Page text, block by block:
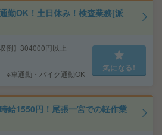
勤OK！土日休み！検査業務[派
例】304000円以上
※車通勤・バイク通勤OK
気になる!
給1550円！尾張一宮での軽作業